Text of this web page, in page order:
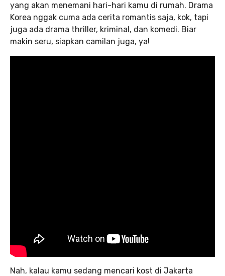
yang akan menemani hari-hari kamu di rumah. Drama
Korea nggak cuma ada cerita romantis saja, kok, tapi
juga ada drama thriller, kriminal, dan komedi. Biar
makin seru, siapkan camilan juga, ya!
Nah, kalau kamu sedang mencari kost di Jakarta